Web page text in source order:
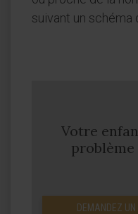
suivant un schéma
Votre
DEMANDEZ